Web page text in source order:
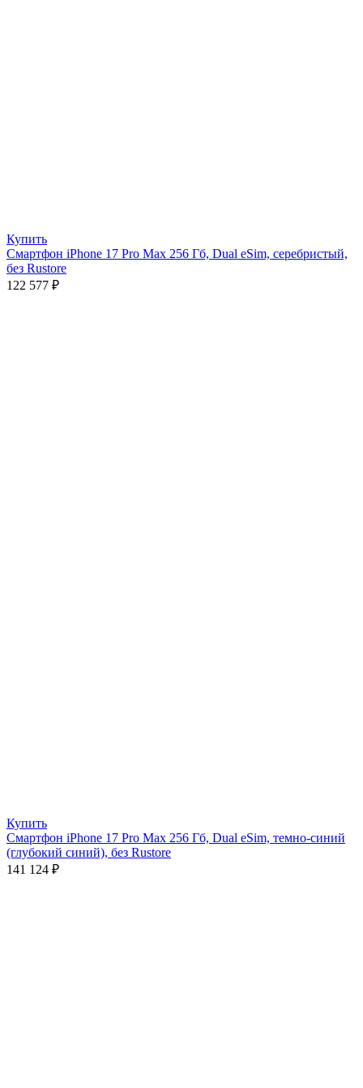
Купить
Смартфон iPhone 17 Pro Max 256 Гб, Dual eSim, серебристый,
без Rustore
122 577 ₽
Купить
Смартфон iPhone 17 Pro Max 256 Гб, Dual eSim, темно-синий
(глубокий синий), без Rustore
141 124 ₽